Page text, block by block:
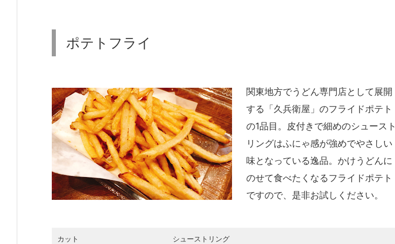
ポテトフライ
関東地方でうどん専門店として展開
する「久兵衛屋」のフライドポテト
の1品目。皮付きで細めのシュースト
リングはふにゃ感が強めでやさしい
味となっている逸品。かけうどんに
のせて食べたくなるフライドポテト
ですので、是非お試しください。
カット シューストリング